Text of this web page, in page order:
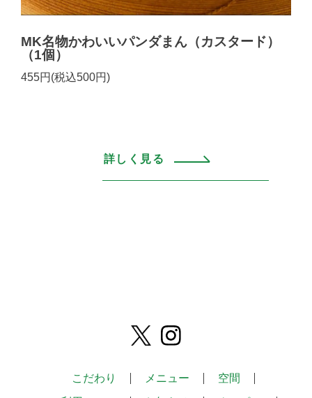
MK名物かわいいパンダまん（カスタード）
（1個）
455円(税込500円)
詳しく見る
こだわり メニュー
空間